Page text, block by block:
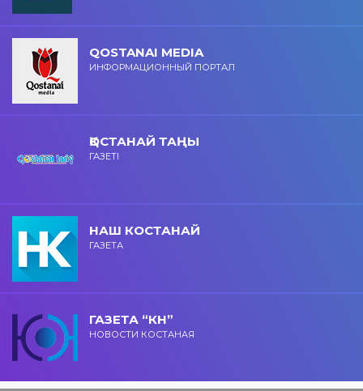
QOSTANAI MEDIA
ИНФОРМАЦИОННЫЙ ПОРТАЛ
ҚОСТАНАЙ ТАҢЫ
ГАЗЕТІ
НАШ КОСТАНАЙ
ГАЗЕТА
ГАЗЕТА “КН”
НОВОСТИ КОСТАНАЯ